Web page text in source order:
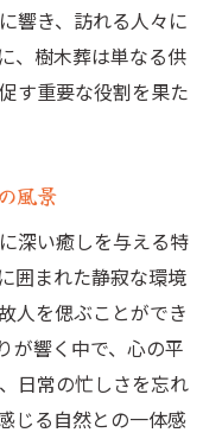
響き、訪れる人々に
、樹木葬は単なる供
す重要な役割を果た
風景
深い癒しを与える特
囲まれた静寂な環境
人を偲ぶことができ
が響く中で、心の平
日常の忙しさを忘れ
じる自然との一体感